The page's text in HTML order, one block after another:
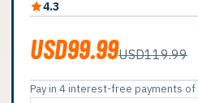
4.3
USD99.99USD119.99
Pay in 4 interest-free payments of